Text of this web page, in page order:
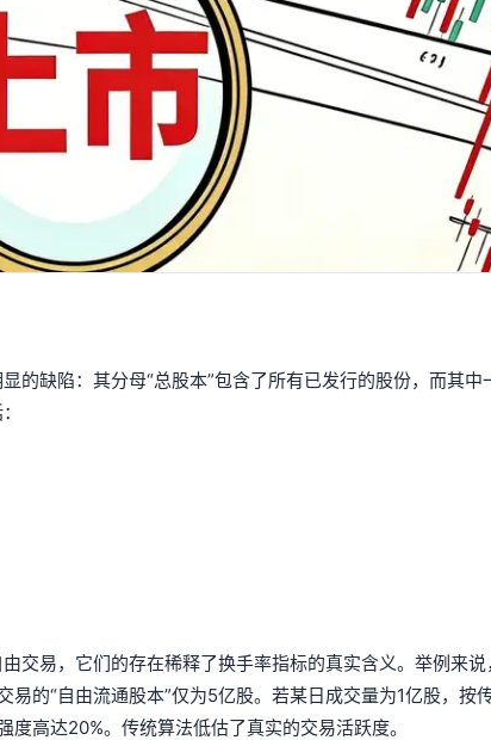
的缺陷：其分母“总股本”包含了所有已发行的股份，而其
交易，它们的存在稀释了换手率指标的真实含义。举例来
的“自由流通股本”仅为5亿股。若某日成交量为1亿股，按
高达20%。传统算法低估了真实的交易活跃度。